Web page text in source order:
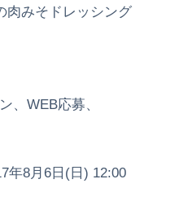
肉みそドレッシング
、WEB応募、
年8月6日(日) 12:00